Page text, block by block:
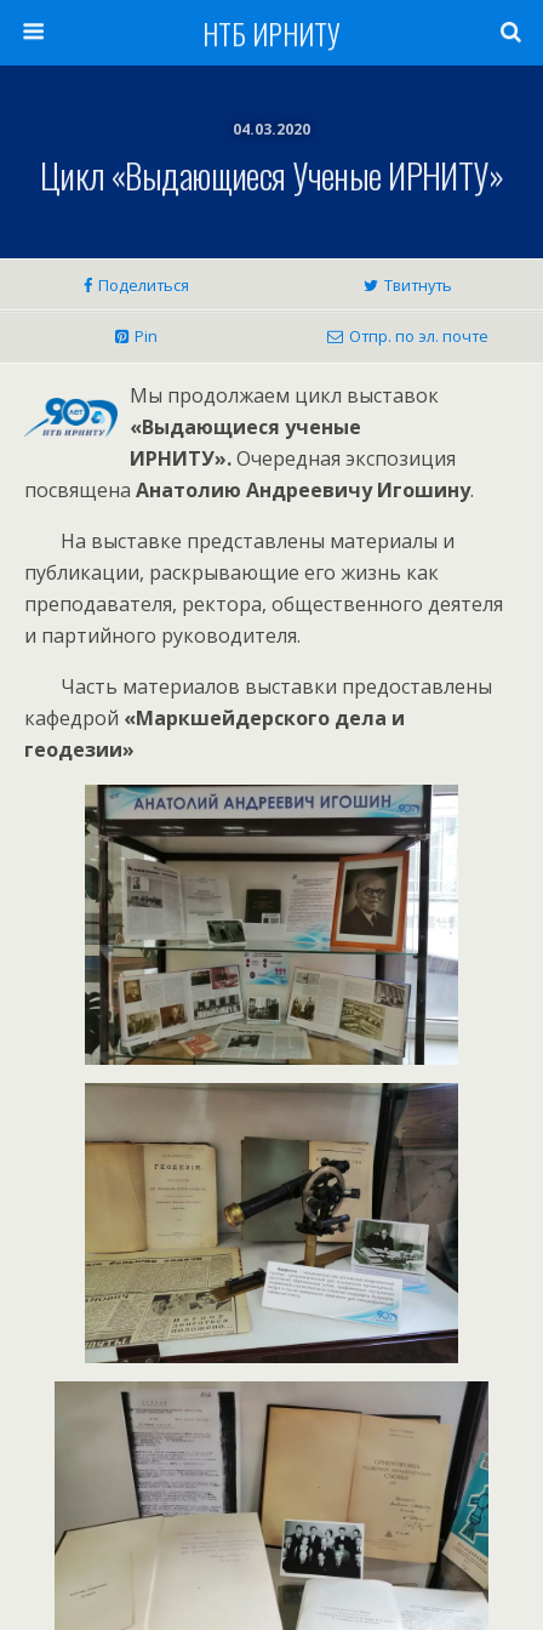
НТБ ИРНИТУ
04.03.2020
Цикл «Выдающиеся Ученые ИРНИТУ»
Поделиться Твитнуть
Pin Отпр. по эл. почте
Мы продолжаем цикл выставок
«Выдающиеся ученые
ИРНИТУ».Очередная экспозиция
посвящена Анатолию Андреевичу Игошину.
На выставке представлены материалы и
публикации, раскрывающие его жизнь как
преподавателя, ректора, общественного деятеля
и партийного руководителя.
Часть материалов выставки предоставлены
кафедрой «Маркшейдерского дела и
геодезии»